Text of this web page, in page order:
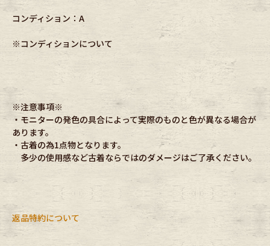
コンディション：A
※コンディションについて
※注意事項※
・モニターの発色の具合によって実際のものと色が異なる場合が
あります。
・古着の為1点物となります。
多少の使用感など古着ならではのダメージはご了承ください。
返品特約について